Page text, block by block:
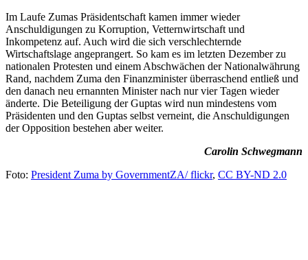
Im Laufe Zumas Präsidentschaft kamen immer wieder
Anschuldigungen zu Korruption, Vetternwirtschaft und
Inkompetenz auf. Auch wird die sich verschlechternde
Wirtschaftslage angeprangert. So kam es im letzten Dezember zu
nationalen Protesten und einem Abschwächen der Nationalwährung
Rand, nachdem Zuma den Finanzminister überraschend entließ und
den danach neu ernannten Minister nach nur vier Tagen wieder
änderte. Die Beteiligung der Guptas wird nun mindestens vom
Präsidenten und den Guptas selbst verneint, die Anschuldigungen
der Opposition bestehen aber weiter.
Carolin Schwegmann
Foto: President Zuma by GovernmentZA/ flickr, CC BY-ND 2.0